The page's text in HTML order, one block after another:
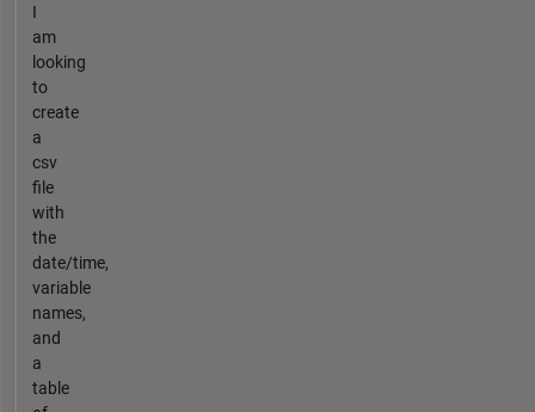
I
am
looking
to
create
a
csv
file
with
the
date/time,
variable
names,
and
a
table